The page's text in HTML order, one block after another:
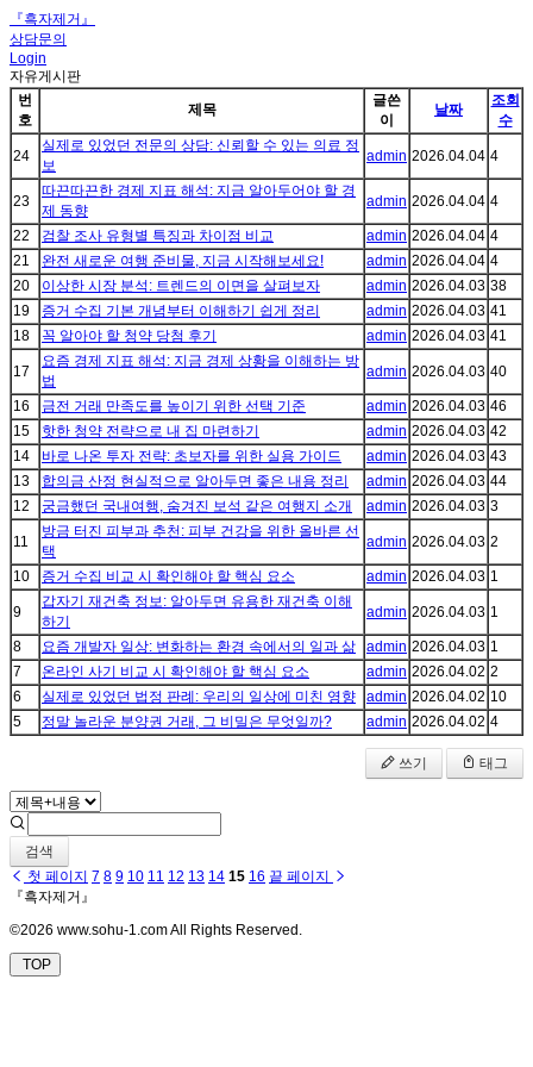
『흑자제거』
상담문의
Login
자유게시판
번
호
제목
글쓴
이
날짜
조회
수
24
실제로 있었던 전문의 상담: 신뢰할 수 있는 의료 정
보
admin 2026.04.04 4
23
따끈따끈한 경제 지표 해석: 지금 알아두어야 할 경
제 동향
admin 2026.04.04 4
22 검찰 조사 유형별 특징과 차이점 비교 admin 2026.04.04 4
21
완전 새로운 여행 준비물, 지금 시작해보세요! admin 2026.04.04 4
20
이상한 시장 분석: 트렌드의 이면을 살펴보자 admin 2026.04.03 38
19
증거 수집 기본 개념부터 이해하기 쉽게 정리 admin 2026.04.03 41
18
꼭 알아야 할 청약 당첨 후기 admin 2026.04.03 41
17
요즘 경제 지표 해석: 지금 경제 상황을 이해하는 방
법
admin 2026.04.03 40
16 금전 거래 만족도를 높이기 위한 선택 기준 admin 2026.04.03 46
15
핫한 청약 전략으로 내 집 마련하기 admin 2026.04.03 42
14
바로 나온 투자 전략: 초보자를 위한 실용 가이드 admin 2026.04.03 43
13
합의금 산정 현실적으로 알아두면 좋은 내용 정리 admin 2026.04.03 44
12
궁금했던 국내여행, 숨겨진 보석 같은 여행지 소개 admin 2026.04.03 3
11
방금 터진 피부과 추천: 피부 건강을 위한 올바른 선
택
admin 2026.04.03 2
10 증거 수집 비교 시 확인해야 할 핵심 요소 admin 2026.04.03 1
9
갑자기 재건축 정보: 알아두면 유용한 재건축 이해
하기
admin 2026.04.03 1
8 요즘 개발자 일상: 변화하는 환경 속에서의 일과 삶 admin 2026.04.03 1
7
온라인 사기 비교 시 확인해야 할 핵심 요소 admin 2026.04.02 2
6
실제로 있었던 법정 판례: 우리의 일상에 미친 영향 admin 2026.04.02 10
5
정말 놀라운 분양권 거래, 그 비밀은 무엇일까? admin 2026.04.02 4
쓰기 태그
검색
첫 페이지 7 8 9 10 11 12 13 14 15 16 끝 페이지
『흑자제거』
©2026 www.sohu-1.com All Rights Reserved.
TOP